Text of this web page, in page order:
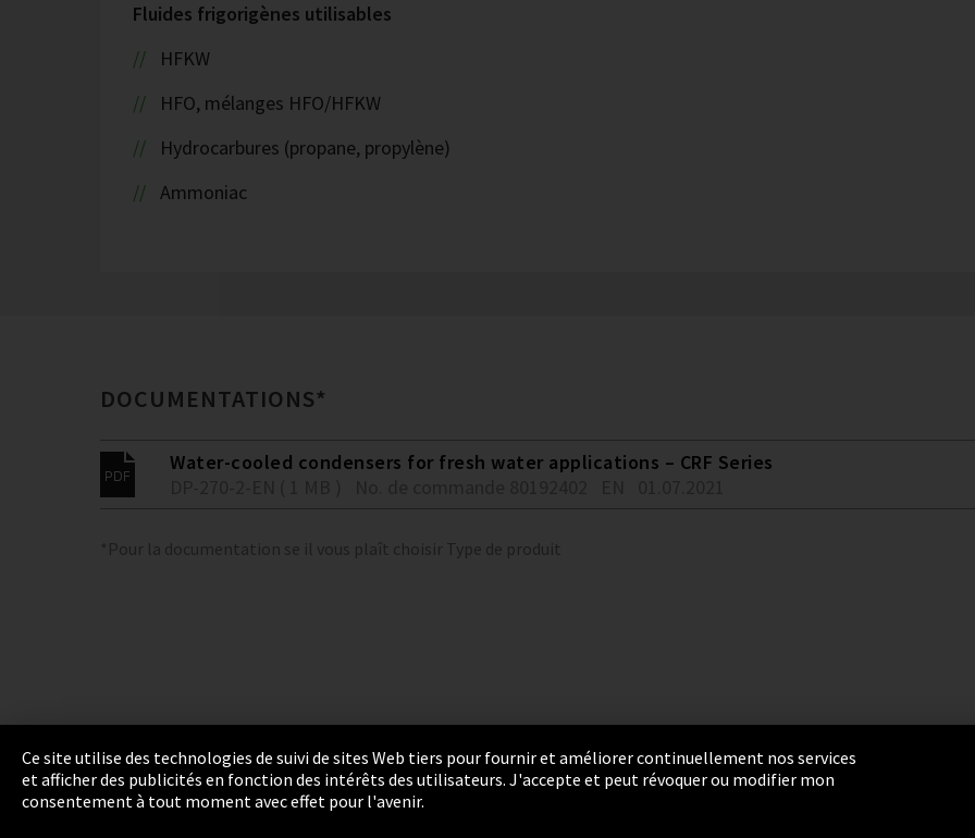
Fluides frigorigènes utilisables
HFKW
HFO, mélanges HFO/HFKW
Hydrocarbures (propane, propylène)
Ammoniac
DOCUMENTATIONS*
Water-cooled condensers for fresh water applications – CRF Series
*Pour la documentation se il vous plaît choisir Type de produit
Empreinte Politique de confidentialité
Ce site utilise des technologies de suivi de sites Web tiers pour fournir et améliorer continuellement nos services
et afficher des publicités en fonction des intérêts des utilisateurs. J'accepte et peut révoquer ou modifier mon
consentement à tout moment avec effet pour l'avenir.